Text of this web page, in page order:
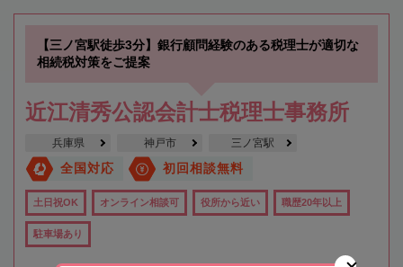
【三ノ宮駅徒歩3分】銀行顧問経験のある税理士が適切な
相続税対策をご提案
近江清秀公認会計士税理士事務所
兵庫県 神戸市 三ノ宮駅
全国対応 初回相談無料
土日祝OK オンライン相談可 役所から近い 職歴20年以上
駐車場あり